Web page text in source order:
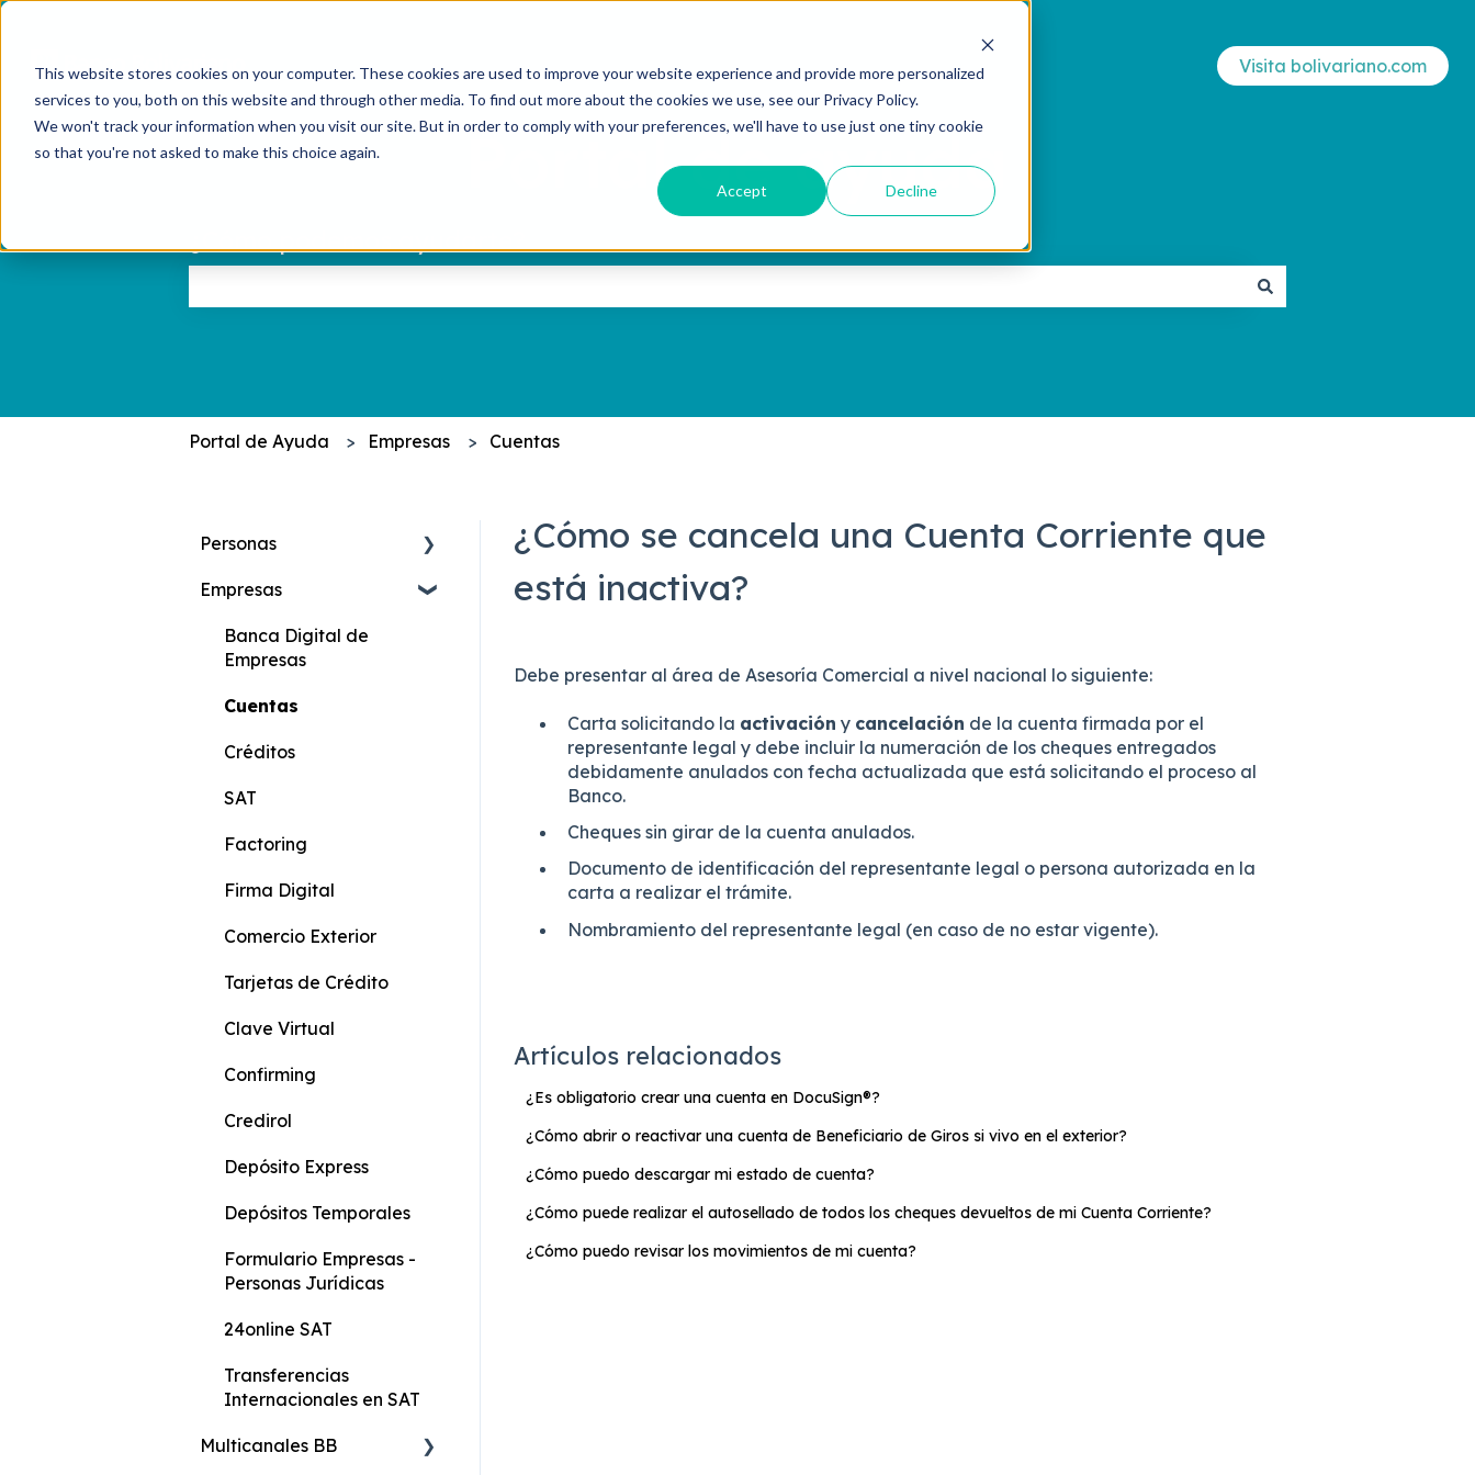
This website stores cookies on your computer. These cookies are used to improve your website experience and provide more personalized
services to you, both on this website and through other media. To find out more about the cookies we use, see our Privacy Policy.
We won't track your information when you visit our site. But in order to comply with your preferences, we'll have to use just one tiny cookie
so that you're not asked to make this choice again.
Accept Decline
Visita bolivariano.com
Portal de Ayuda Empresas Cuentas
¿Cómo se cancela una Cuenta Corriente que
está inactiva?
Debe presentar al área de Asesoría Comercial a nivel nacional lo siguiente:
Carta solicitando la activación y cancelación de la cuenta firmada por el
representante legal y debe incluir la numeración de los cheques entregados
debidamente anulados con fecha actualizada que está solicitando el proceso al
Banco.
Cheques sin girar de la cuenta anulados.
Documento de identificación del representante legal o persona autorizada en la
carta a realizar el trámite.
Nombramiento del representante legal (en caso de no estar vigente).
Artículos relacionados
¿Es obligatorio crear una cuenta en DocuSign®?
¿Cómo abrir o reactivar una cuenta de Beneficiario de Giros si vivo en el exterior?
¿Cómo puedo descargar mi estado de cuenta?
¿Cómo puede realizar el autosellado de todos los cheques devueltos de mi Cuenta Corriente?
¿Cómo puedo revisar los movimientos de mi cuenta?
Personas
Cuenta de Ahorros
Cuenta Más Online
Cuenta Ahorros
Cuenta Corriente
Cuenta Más
Beneficiario de Giros
Cuenta KIDS
Cuenta Joven
Score Crediticio
Actualización de Datos
Formularios Persona
natural con actividad
Protección Integral
Empresas
Banca Digital de
Empresas
Cuentas
Créditos
SAT
Factoring
Firma Digital
Comercio Exterior
Tarjetas de Crédito
Clave Virtual
Confirming
Credirol
Depósito Express
Depósitos Temporales
Formulario Empresas -
Personas Jurídicas
24online SAT
Transferencias
Internacionales en SAT
Multicanales BB